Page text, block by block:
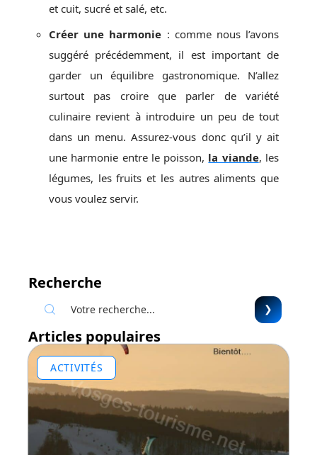
et cuit, sucré et salé, etc.
Créer une harmonie : comme nous l’avons
suggéré précédemment, il est important de
garder un équilibre gastronomique. N’allez
surtout pas croire que parler de variété
culinaire revient à introduire un peu de tout
dans un menu. Assurez-vous donc qu’il y ait
une harmonie entre le poisson, la viande, les
légumes, les fruits et les autres aliments que
vous voulez servir.
Recherche
Articles populaires
ACTIVITÉS